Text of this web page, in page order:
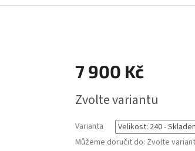
7 900 Kč
cena:
Zvolte variantu
Varianta
Můžeme doručit do: Zvolte